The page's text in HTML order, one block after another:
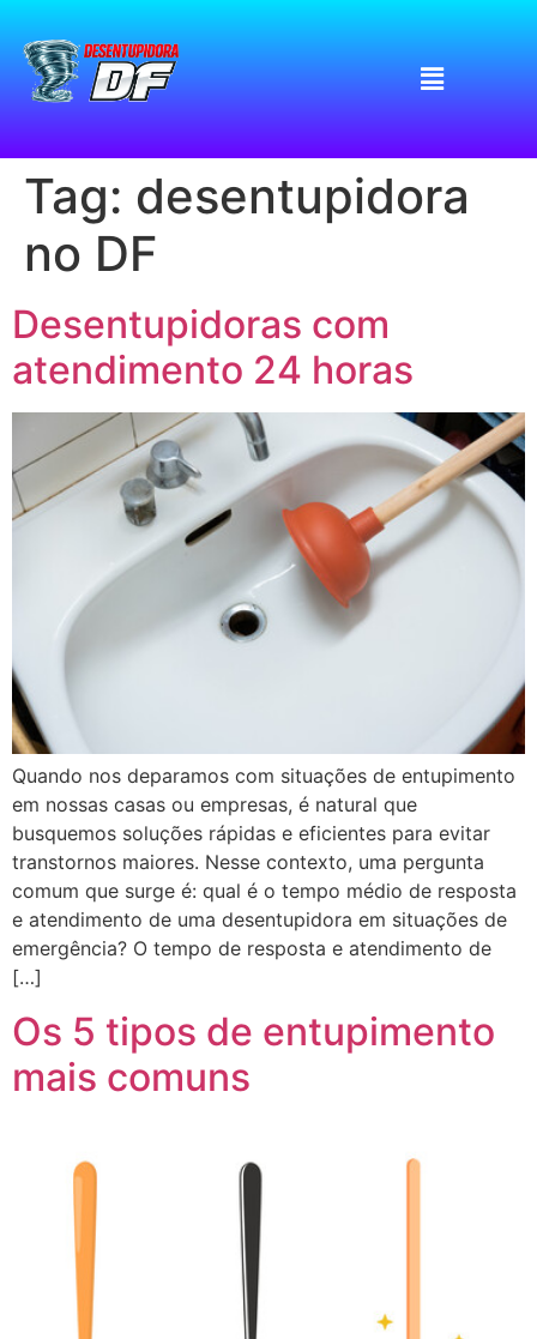
Tag: desentupidora
no DF
Desentupidoras com
atendimento 24 horas
Quando nos deparamos com situações de entupimento
em nossas casas ou empresas, é natural que
busquemos soluções rápidas e eficientes para evitar
transtornos maiores. Nesse contexto, uma pergunta
comum que surge é: qual é o tempo médio de resposta
e atendimento de uma desentupidora em situações de
emergência? O tempo de resposta e atendimento de
[…]
Os 5 tipos de entupimento
mais comuns